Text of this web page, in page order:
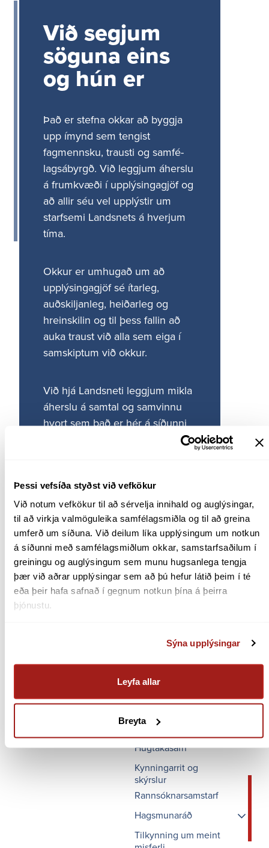
Þessi vefsíða styðst við vefkökur
Við notum vefkökur til að sérvelja innihald og auglýsingar,
til að virkja valmöguleika samfélagsmiðla og til að greina
umferð um síðuna. Við deilum líka upplýsingum um notkun
á síðunni með samfélagsmiðlum okkar, samstarfsaðilum í
greiningu og auglýsingum sem munu hugsanlega tengja
þær við aðrar upplýsingar sem að þú hefur látið þeim í té
eða þeir hafa safnað í gegnum notkun þína á þeirra
þjónustu.
Sýna upplýsingar
Leyfa allar
Breyta
Um okkur
Stjórn Landsnets
Stjórnarhættir og eignarhald
Lög og reglugerðir
Erlend samskipti
Siðareglur Landsnets
Stefnan okkar
Mannauður
Eftirsóknarverður vinnustaður
Laus störf
Starfsfólkið okkar
Útgáfa og samskipti
Persónuverndarreglur
Fjölmiðlatorg – Upplýsingar, merki og ljósmyndir
Landsnetshlaðvarpið: Hjá okkur er framtíðin ljós
Styrkir og auglýsingar
Um Hagsmunaráðið
Fundargögn
Tilkynning um meint misferli
Við segjum
söguna eins
og hún er
Það er stefna okkar að byggja
upp ímynd sem tengist
fagmennsku, trausti og samfé­
lags­ábyrgð. Við leggjum áherslu
á frum­kvæði í upplýs­inga­gjöf og
að allir séu vel upplýstir um
starf­semi Landsnets á hverjum
tíma.
Okkur er umhugað um að
upplýs­inga­gjöf sé ítar­leg,
auðskilj­an­leg, heið­arleg og
hrein­skilin og til þess fallin að
auka traust við alla sem eiga í
samskiptum við okkur.
Við hjá Landsneti leggjum mikla
áherslu á samtal og samvinnu
hvort sem það er hér á síðunni
eða á samfé­lags­miðlum þar sem
Fjölmiðlatorg
Fréttir
Hlaðvarp
Myndbönd
Styrkir og auglýsingar
Hugtakasafn
Kynningarrit og
skýrslur
Rannsóknarsamstarf
Hagsmunaráð
Fundargögn
Tilkynning um meint